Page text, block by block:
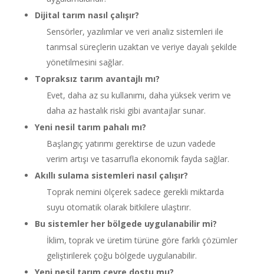
Dijital tarım nasıl çalışır?
Sensörler, yazılımlar ve veri analiz sistemleri ile
tarımsal süreçlerin uzaktan ve veriye dayalı şekilde
yönetilmesini sağlar.
Topraksız tarım avantajlı mı?
Evet, daha az su kullanımı, daha yüksek verim ve
daha az hastalık riski gibi avantajlar sunar.
Yeni nesil tarım pahalı mı?
Başlangıç yatırımı gerektirse de uzun vadede
verim artışı ve tasarrufla ekonomik fayda sağlar.
Akıllı sulama sistemleri nasıl çalışır?
Toprak nemini ölçerek sadece gerekli miktarda
suyu otomatik olarak bitkilere ulaştırır.
Bu sistemler her bölgede uygulanabilir mi?
İklim, toprak ve üretim türüne göre farklı çözümler
geliştirilerek çoğu bölgede uygulanabilir.